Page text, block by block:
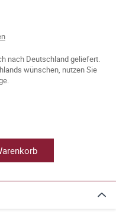
nach Deutschland geliefert.
wünschen, nutzen Sie